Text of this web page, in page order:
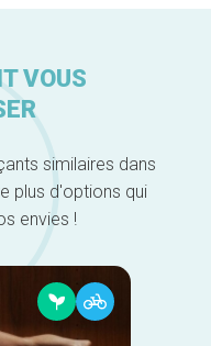
VOUS
similaires dans
plus d'options qui
envies !